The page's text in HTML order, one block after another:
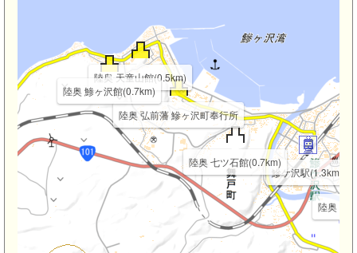
鰺ケ沢駅(1.3km)
陸奥 弘前藩 鰺ヶ沢町奉行所
陸奥 天童山館(0.5km)
陸奥 七ツ石館(0.7km)
陸奥 鯵ヶ沢館(0.7km)
陸奥 舞